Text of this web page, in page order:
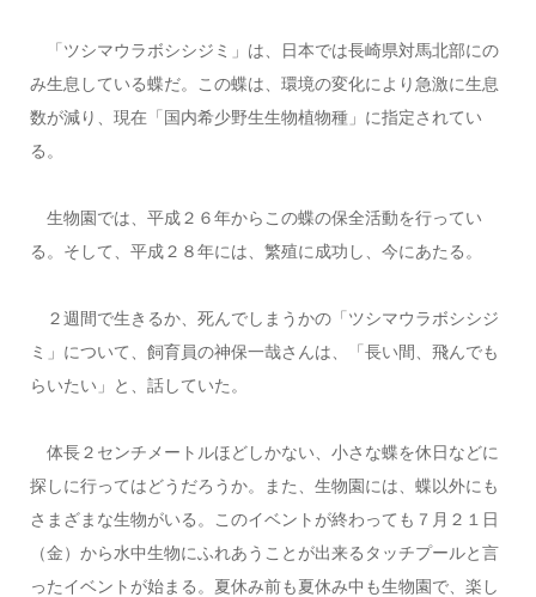
「ツシマウラボシシジミ」は、日本では長崎県対馬北部にの
み生息している蝶だ。この蝶は、環境の変化により急激に生息
数が減り、現在「国内希少野生生物植物種」に指定されてい
る。
生物園では、平成２６年からこの蝶の保全活動を行ってい
る。そして、平成２８年には、繁殖に成功し、今にあたる。
２週間で生きるか、死んでしまうかの「ツシマウラボシシジ
ミ」について、飼育員の神保一哉さんは、「長い間、飛んでも
らいたい」と、話していた。
体長２センチメートルほどしかない、小さな蝶を休日などに
探しに行ってはどうだろうか。また、生物園には、蝶以外にも
さまざまな生物がいる。このイベントが終わっても７月２１日
（金）から水中生物にふれあうことが出来るタッチプールと言
ったイベントが始まる。夏休み前も夏休み中も生物園で、楽し